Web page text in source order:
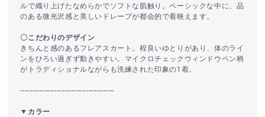
ルで織り上げたなめらかでソフトな肌触り。ベーシックな中に、品
のある微光沢感と美しいドレープが都会的で着映えます。
〇こだわりのデザイン
きちんと感のあるフレアスカート。程良いゆとりがあり、体のライ
ンをひろい過ぎず動きやすい。マイクロチェックウィンドウペン柄
がトラディショナルながらも洗練された印象の1着。
--------------------------------------------
▼カラー